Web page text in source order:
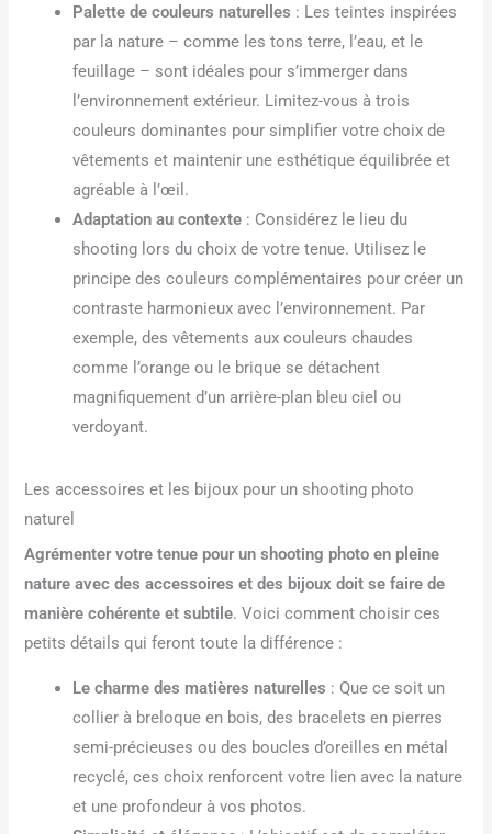
Palette de couleurs naturelles : Les teintes inspirées
par la nature – comme les tons terre, l’eau, et le
feuillage – sont idéales pour s’immerger dans
l’environnement extérieur. Limitez-vous à trois
couleurs dominantes pour simplifier votre choix de
vêtements et maintenir une esthétique équilibrée et
agréable à l’œil.
Adaptation au contexte : Considérez le lieu du
shooting lors du choix de votre tenue. Utilisez le
principe des couleurs complémentaires pour créer un
contraste harmonieux avec l’environnement. Par
exemple, des vêtements aux couleurs chaudes
comme l’orange ou le brique se détachent
magnifiquement d’un arrière-plan bleu ciel ou
verdoyant.
Les accessoires et les bijoux pour un shooting photo
naturel
Agrémenter votre tenue pour un shooting photo en pleine
nature avec des accessoires et des bijoux doit se faire de
manière cohérente et subtile. Voici comment choisir ces
petits détails qui feront toute la différence :
Le charme des matières naturelles : Que ce soit un
collier à breloque en bois, des bracelets en pierres
semi-précieuses ou des boucles d’oreilles en métal
recyclé, ces choix renforcent votre lien avec la nature
et une profondeur à vos photos.